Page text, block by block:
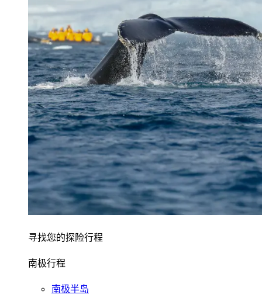
寻找您的探险行程
南极行程
南极半岛